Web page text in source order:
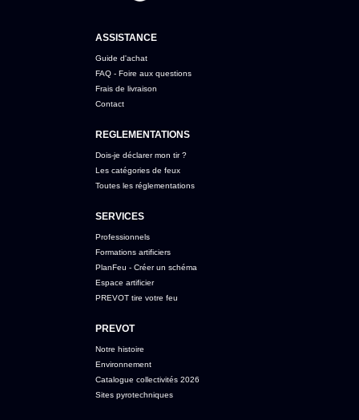
ASSISTANCE
Guide d'achat
FAQ - Foire aux questions
Frais de livraison
Contact
REGLEMENTATIONS
Dois-je déclarer mon tir ?
Les catégories de feux
Toutes les réglementations
SERVICES
Professionnels
Formations artificiers
PlanFeu - Créer un schéma
Espace artificier
PREVOT tire votre feu
PREVOT
Notre histoire
Environnement
Catalogue collectivités 2026
Sites pyrotechniques